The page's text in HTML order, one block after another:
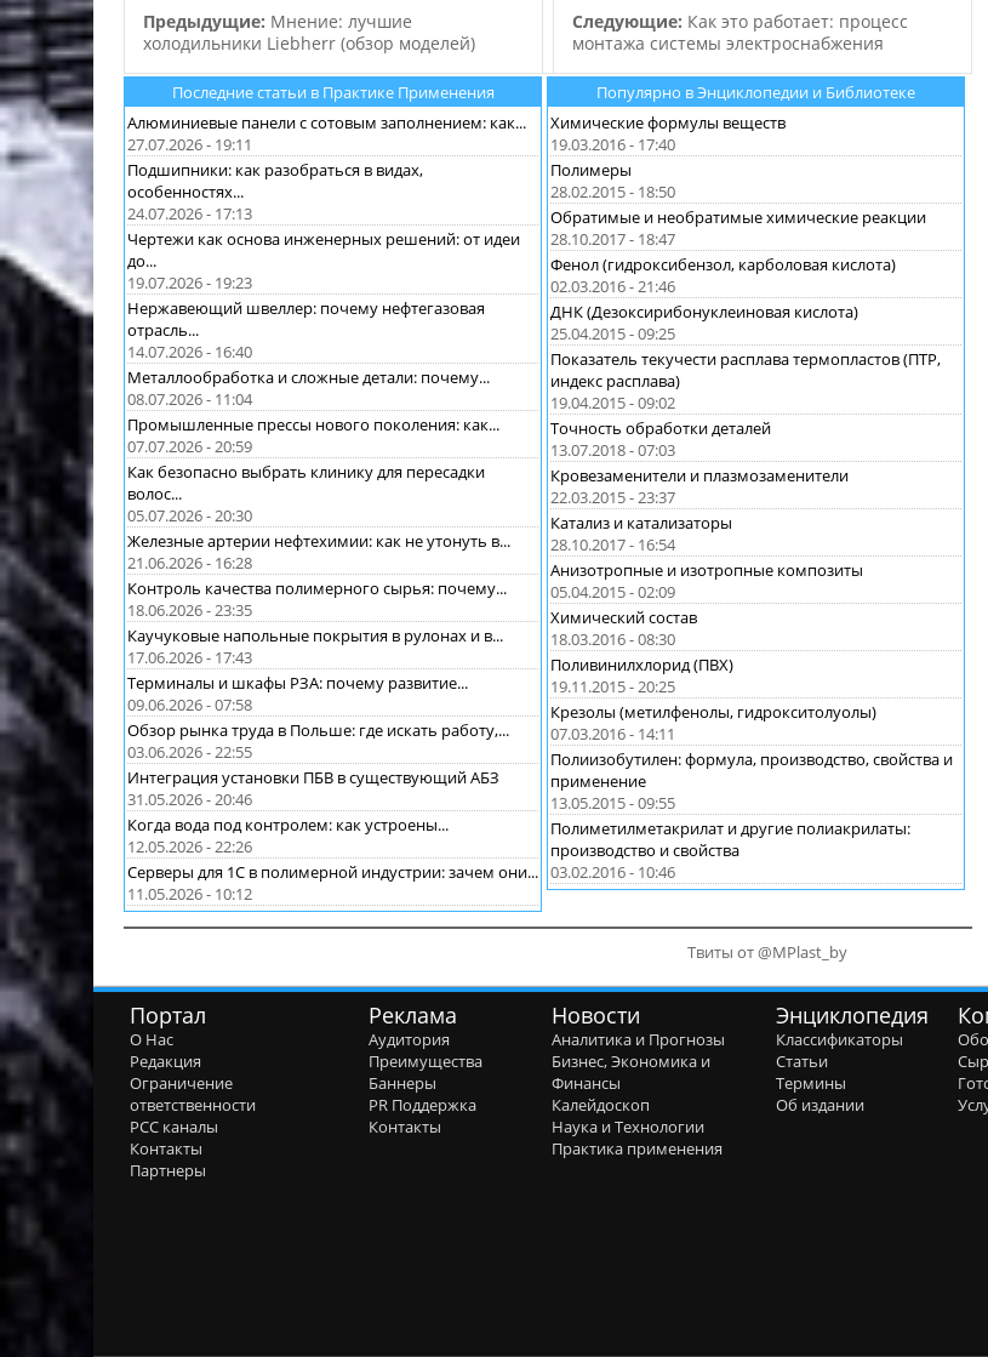
Предыдущие: Мнение: лучшие
холодильники Liebherr (обзор моделей)
Следующие: Как это работает: процесс
монтажа системы электроснабжения
Последние статьи в Практике Применения
Алюминиевые панели с сотовым заполнением: как...
27.07.2026 - 19:11
Подшипники: как разобраться в видах,
особенностях...
24.07.2026 - 17:13
Чертежи как основа инженерных решений: от идеи
до...
19.07.2026 - 19:23
Нержавеющий швеллер: почему нефтегазовая
отрасль...
14.07.2026 - 16:40
Металлообработка и сложные детали: почему...
08.07.2026 - 11:04
Промышленные прессы нового поколения: как...
07.07.2026 - 20:59
Как безопасно выбрать клинику для пересадки
волос...
05.07.2026 - 20:30
Железные артерии нефтехимии: как не утонуть в...
21.06.2026 - 16:28
Контроль качества полимерного сырья: почему...
18.06.2026 - 23:35
Каучуковые напольные покрытия в рулонах и в...
17.06.2026 - 17:43
Терминалы и шкафы РЗА: почему развитие...
09.06.2026 - 07:58
Обзор рынка труда в Польше: где искать работу,...
03.06.2026 - 22:55
Интеграция установки ПБВ в существующий АБЗ
31.05.2026 - 20:46
Когда вода под контролем: как устроены...
12.05.2026 - 22:26
Серверы для 1С в полимерной индустрии: зачем они...
11.05.2026 - 10:12
Популярно в Энциклопедии и Библиотеке
Химические формулы веществ
19.03.2016 - 17:40
Полимеры
28.02.2015 - 18:50
Обратимые и необратимые химические реакции
28.10.2017 - 18:47
Фенол (гидроксибензол, карболовая кислота)
02.03.2016 - 21:46
ДНК (Дезоксирибонуклеиновая кислота)
25.04.2015 - 09:25
Показатель текучести расплава термопластов (ПТР,
индекс расплава)
19.04.2015 - 09:02
Точность обработки деталей
13.07.2018 - 07:03
Кровезаменители и плазмозаменители
22.03.2015 - 23:37
Катализ и катализаторы
28.10.2017 - 16:54
Анизотропные и изотропные композиты
05.04.2015 - 02:09
Химический состав
18.03.2016 - 08:30
Поливинилхлорид (ПВХ)
19.11.2015 - 20:25
Крезолы (метилфенолы, гидрокситолуолы)
07.03.2016 - 14:11
Полиизобутилен: формула, производство, свойства и
применение
13.05.2015 - 09:55
Полиметилметакрилат и другие полиакрилаты:
производство и свойства
03.02.2016 - 10:46
Твиты от @MPlast_by
Портал
О Нас
Редакция
Ограничение
ответственности
РСС каналы
Контакты
Партнеры
Реклама
Аудитория
Преимущества
Баннеры
PR Поддержка
Контакты
Новости
Аналитика и Прогнозы
Бизнес, Экономика и
Финансы
Калейдоскоп
Наука и Технологии
Практика применения
Энциклопедия
Классификаторы
Статьи
Термины
Об издании